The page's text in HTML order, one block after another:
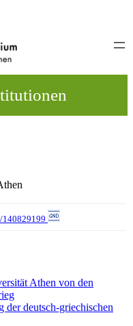
Athen von den
deutsch-griechischen